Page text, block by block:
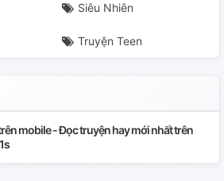
Siêu Nhiên
Truyện Teen
mobile - Đọc truyện hay mới nhất trên